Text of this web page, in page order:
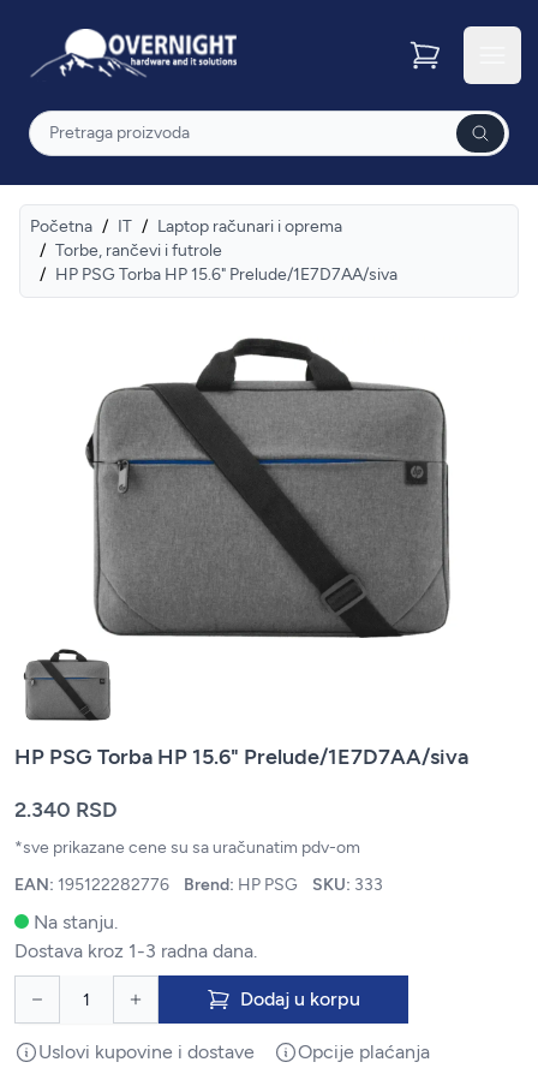
Overnight
Pretraga
Početna / IT / Laptop računari i oprema
/ Torbe, rančevi i futrole
/ HP PSG Torba HP 15.6" Prelude/1E7D7AA/siva
HP PSG Torba HP 15.6" Prelude/1E7D7AA/siva
2.340 RSD
*sve prikazane cene su sa uračunatim pdv-om
EAN: 195122282776 Brend: HP PSG SKU: 333
Na stanju.
Dostava kroz 1-3 radna dana.
Dodaj u korpu
Uslovi kupovine i dostave Opcije plaćanja